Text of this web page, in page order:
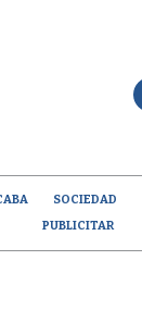
SOCIEDAD
PUBLICITAR